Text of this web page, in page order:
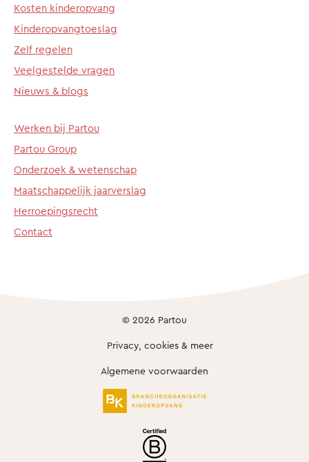
Kosten kinderopvang
Kinderopvangtoeslag
Zelf regelen
Veelgestelde vragen
Nieuws & blogs
Werken bij Partou
Partou Group
Onderzoek & wetenschap
Maatschappelijk jaarverslag
Herroepingsrecht
Contact
© 2026 Partou
Privacy, cookies & meer
Algemene voorwaarden